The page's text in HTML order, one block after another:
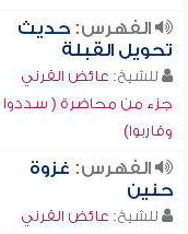
الفهرس:حديث
تحويل القبلة
للشيخ: عائض القرني
جزء من محاضرة ( سددوا
وقاربوا)
الفهرس: غزوة
حنين
للشيخ: عائض القرني